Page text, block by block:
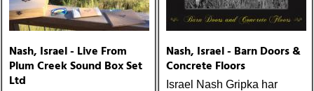
Nash, Israel - Live From
Plum Creek Sound Box Set
Ltd
Nash, Israel - Barn Doors &
Concrete Floors
Israel Nash Gripka har